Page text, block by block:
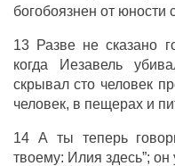
богобоязнен от юности
13 Разве не сказано
когда Иезавель
скрывал сто человек
человек, в пещерах и
14 А ты теперь
твоему: Илия здесь”; он